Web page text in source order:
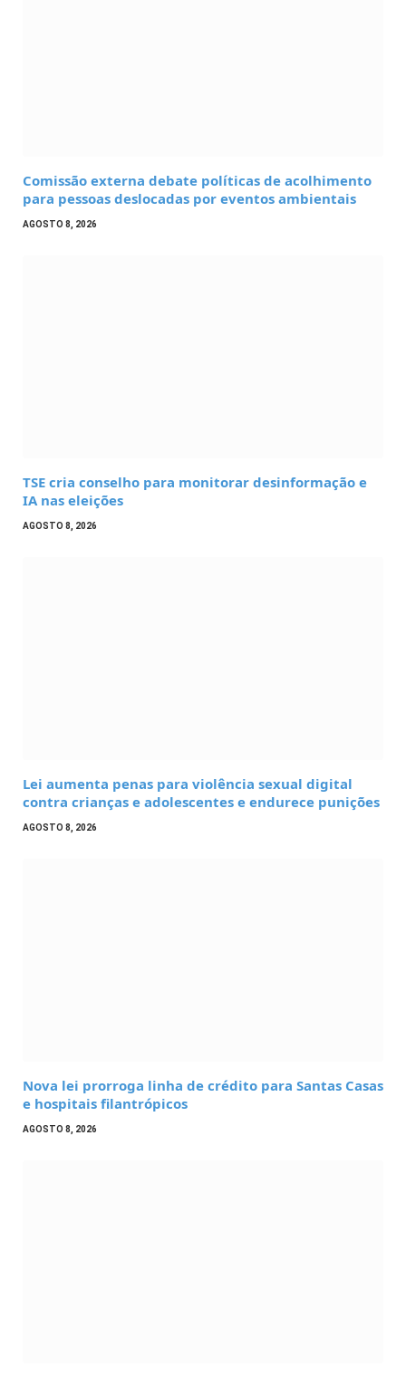
Comissão externa debate políticas de acolhimento
para pessoas deslocadas por eventos ambientais
AGOSTO 8, 2026
TSE cria conselho para monitorar desinformação e
IA nas eleições
AGOSTO 8, 2026
Lei aumenta penas para violência sexual digital
contra crianças e adolescentes e endurece punições
AGOSTO 8, 2026
Nova lei prorroga linha de crédito para Santas Casas
e hospitais filantrópicos
AGOSTO 8, 2026